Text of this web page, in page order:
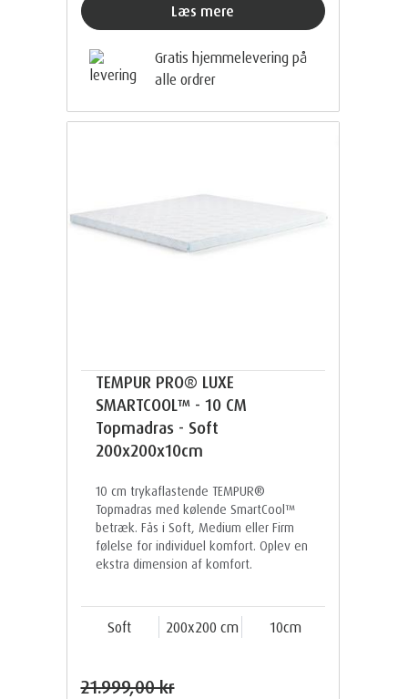
Læs mere
Gratis hjemmelevering på
alle ordrer
TEMPUR PRO® LUXE
SMARTCOOL™ - 10 CM
Topmadras - Soft
200x200x10cm
10 cm trykaflastende TEMPUR®
Topmadras med kølende SmartCool™
betræk. Fås i Soft, Medium eller Firm
følelse for individuel komfort. Oplev en
ekstra dimension af komfort.
Soft 200x200 cm 10cm
21.999,00 kr